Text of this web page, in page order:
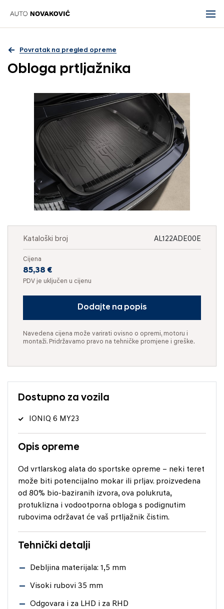
Povratak na pregled opreme
Obloga prtljažnika
Kataloški broj AL122ADE00E
Cijena
85,38 €
PDV je uključen u cijenu
Dodajte na popis
Navedena cijena može varirati ovisno o opremi, motoru i
montaži. Pridržavamo pravo na tehničke promjene i greške.
Dostupno za vozila
IONIQ 6 MY23
Opis opreme
Od vrtlarskog alata do sportske opreme – neki teret
može biti potencijalno mokar ili prljav. proizvedena
od 80% bio-baziranih izvora, ova polukruta,
protuklizna i vodootporna obloga s podignutim
rubovima održavat će vaš prtljažnik čistim.
Tehnički detalji
Debljina materijala: 1,5 mm
Visoki rubovi 35 mm
Odgovara i za LHD i za RHD